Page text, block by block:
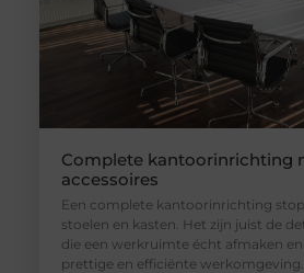
Complete kantoorinrichting
accessoires
Een complete kantoorinrichting
stoelen en kasten. Het zijn juist de
die een werkruimte écht afmaken
prettige en efficiënte